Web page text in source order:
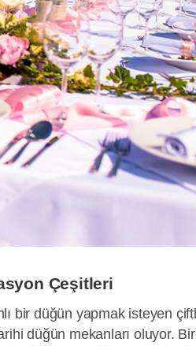
Çeşitleri
bir düğün yapmak isteyen
düğün mekanları oluyor.